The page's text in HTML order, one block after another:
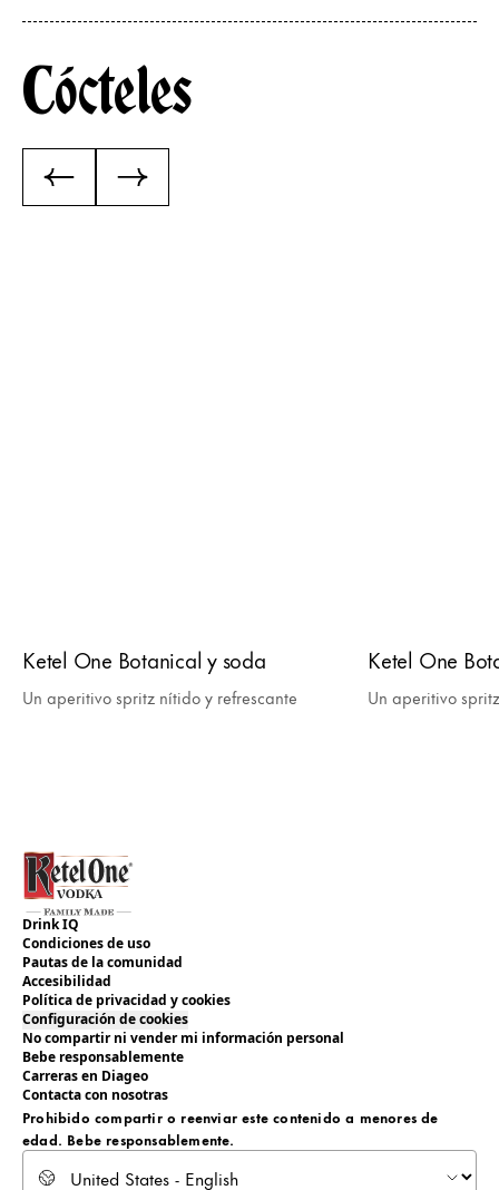
Cócteles
Ketel One Botanical y soda
Un aperitivo spritz nítido y refrescante
Ketel One
Un aperitivo
Drink IQ
Condiciones de uso
Pautas de la comunidad
Accesibilidad
Política de privacidad y cookies
Configuración de cookies
No compartir ni vender mi información personal
Bebe responsablemente
Carreras en Diageo
Contacta con nosotras
Prohibido compartir o reenviar este contenido a menores de
edad. Bebe responsablemente.